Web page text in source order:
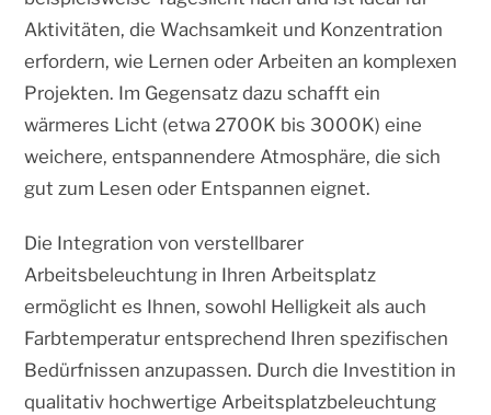
Aktivitäten, die Wachsamkeit und Konzentration
erfordern, wie Lernen oder Arbeiten an komplexen
Projekten. Im Gegensatz dazu schafft ein
wärmeres Licht (etwa 2700K bis 3000K) eine
weichere, entspannendere Atmosphäre, die sich
gut zum Lesen oder Entspannen eignet.
Die Integration von verstellbarer
Arbeitsbeleuchtung in Ihren Arbeitsplatz
ermöglicht es Ihnen, sowohl Helligkeit als auch
Farbtemperatur entsprechend Ihren spezifischen
Bedürfnissen anzupassen. Durch die Investition in
qualitativ hochwertige Arbeitsplatzbeleuchtung